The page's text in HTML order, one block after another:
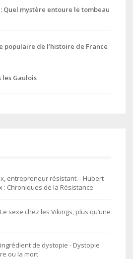
Quel mystère entoure le tombeau
populaire de l’histoire de France
les Gaulois
entrepreneur résistant. - Hubert
: Chroniques de la Résistance
Le sexe chez les Vikings, plus qu’une
de dystopie - Dystopie
ou la mort